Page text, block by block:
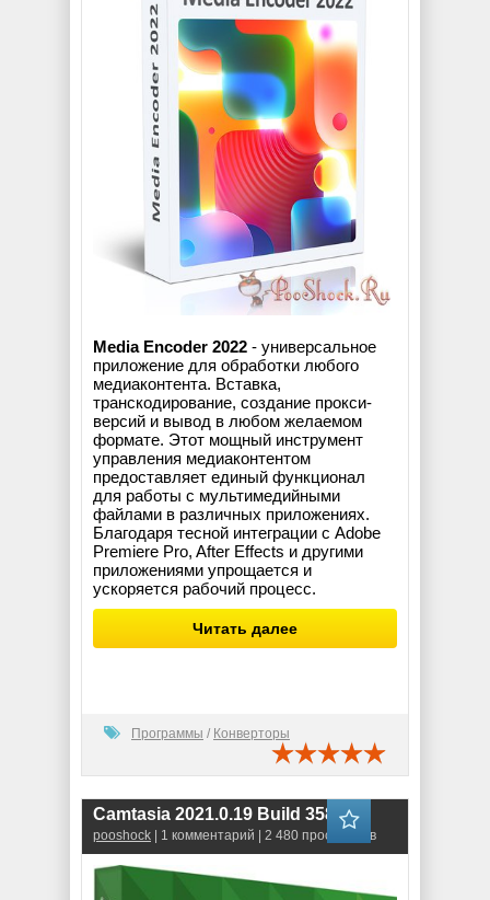
Media Encoder 2022 - универсальное
приложение для обработки любого
медиаконтента. Вставка,
транскодирование, создание прокси-
версий и вывод в любом желаемом
формате. Этот мощный инструмент
управления медиаконтентом
предоставляет единый функционал
для работы с мультимедийными
файлами в различных приложениях.
Благодаря тесной интеграции с Adobe
Premiere Pro, After Effects и другими
приложениями упрощается и
ускоряется рабочий процесс.
Читать далее
Программы / Конверторы
Camtasia 2021.0.19 Build 35860
pooshock | 1 комментарий | 2 480 просмотров